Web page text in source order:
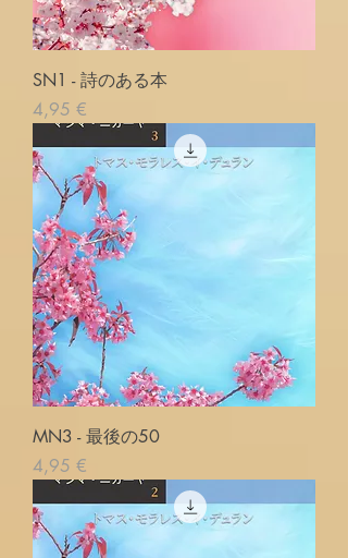
SN1 - 詩のある本
Prix
4,95 €
MN3 - 最後の50
Prix
4,95 €